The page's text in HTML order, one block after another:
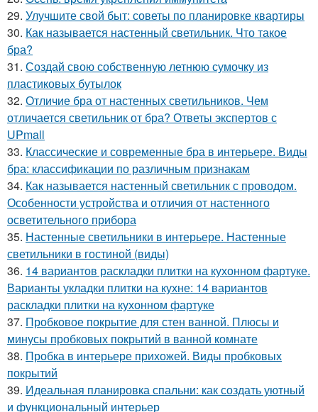
29. Улучшите свой быт: советы по планировке квартиры
30. Как называется настенный светильник. Что такое
бра?
31. Создай свою собственную летнюю сумочку из
пластиковых бутылок
32. Отличие бра от настенных светильников. Чем
отличается светильник от бра? Ответы экспертов с
UPmall
33. Классические и современные бра в интерьере. Виды
бра: классификации по различным признакам
34. Как называется настенный светильник с проводом.
Особенности устройства и отличия от настенного
осветительного прибора
35. Настенные светильники в интерьере. Настенные
светильники в гостиной (виды)
36. 14 вариантов раскладки плитки на кухонном фартуке.
Варианты укладки плитки на кухне: 14 вариантов
раскладки плитки на кухонном фартуке
37. Пробковое покрытие для стен ванной. Плюсы и
минусы пробковых покрытий в ванной комнате
38. Пробка в интерьере прихожей. Виды пробковых
покрытий
39. Идеальная планировка спальни: как создать уютный
и функциональный интерьер